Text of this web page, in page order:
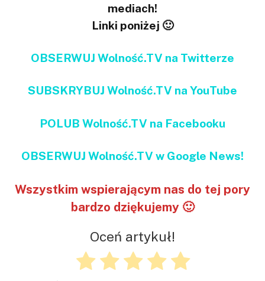
mediach!
Linki poniżej 🙂
OBSERWUJ Wolność.TV na Twitterze
SUBSKRYBUJ Wolność.TV na YouTube
POLUB Wolność.TV na Facebooku
OBSERWUJ Wolność.TV w Google News!
Wszystkim wspierającym nas do tej pory
bardzo dziękujemy 🙂
Oceń artykuł!